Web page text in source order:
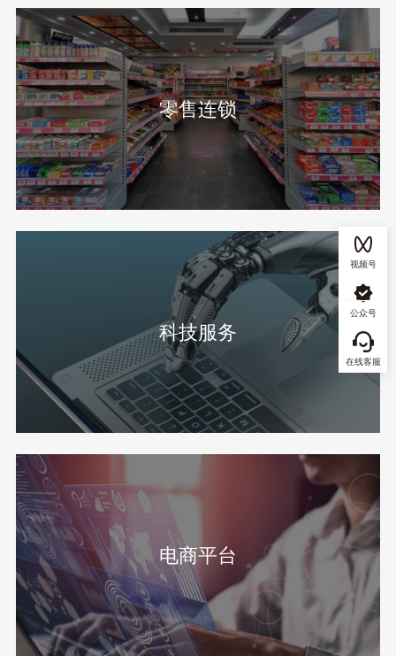
零售连锁
科技服务
电商平台
视频号
公众号
在线客服